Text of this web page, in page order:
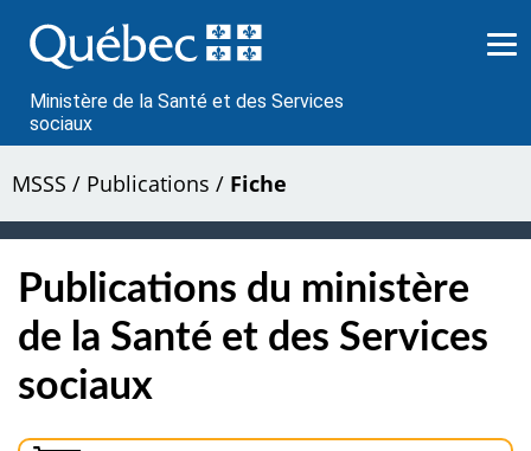
au
contenu
Ministère de la Santé et des Services
sociaux
MSSS / Publications / Fiche
Publications du ministère
de la Santé et des Services
sociaux